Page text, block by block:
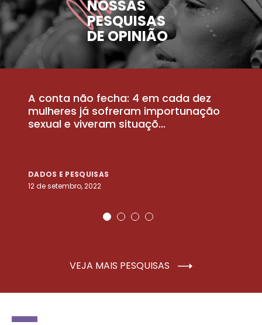
NOSSAS
PESQUISAS
DE OPINIÃO
A conta não fecha: 4 em cada dez
mulheres já sofreram importunação
sexual e viveram situaçõ...
DADOS E PESQUISAS
12 de setembro, 2022
VEJA MAIS PESQUISAS